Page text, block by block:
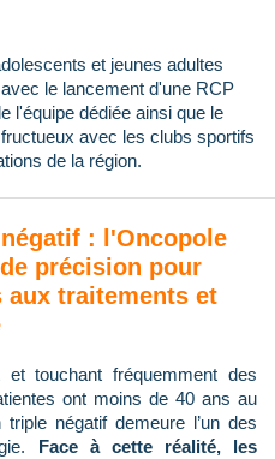
et jeunes adultes
le lancement d'une RCP
l'équipe dédiée ainsi que le
avec les clubs sportifs
de la région.
: l'Oncopole
précision pour
aux traitements et
et touchant fréquemment des
ont moins de 40 ans au
négatif demeure l’un des
Face à cette réalité, les